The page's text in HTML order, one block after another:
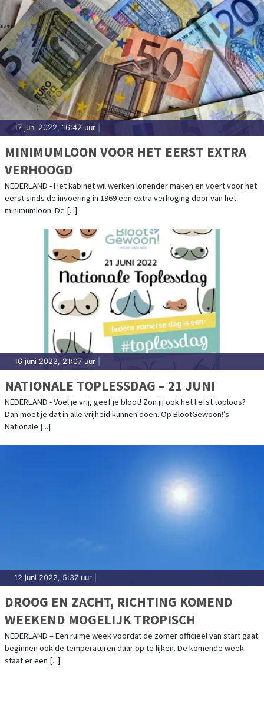
17 juni 2022, 16:42 uur
MINIMUMLOON VOOR HET EERST EXTRA
VERHOOGD
NEDERLAND - Het kabinet wil werken lonender maken en voert voor het
eerst sinds de invoering in 1969 een extra verhoging door van het
minimumloon. De [...]
16 juni 2022, 21:07 uur
NATIONALE TOPLESSDAG – 21 JUNI
NEDERLAND - Voel je vrij, geef je bloot! Zon jij ook het liefst toploos?
Dan moet je dat in alle vrijheid kunnen doen. Op BlootGewoon!’s
Nationale [...]
12 juni 2022, 5:37 uur
DROOG EN ZACHT, RICHTING KOMEND
WEEKEND MOGELIJK TROPISCH
NEDERLAND – Een ruime week voordat de zomer officieel van start gaat
beginnen ook de temperaturen daar op te lijken. De komende week
staat er een [...]